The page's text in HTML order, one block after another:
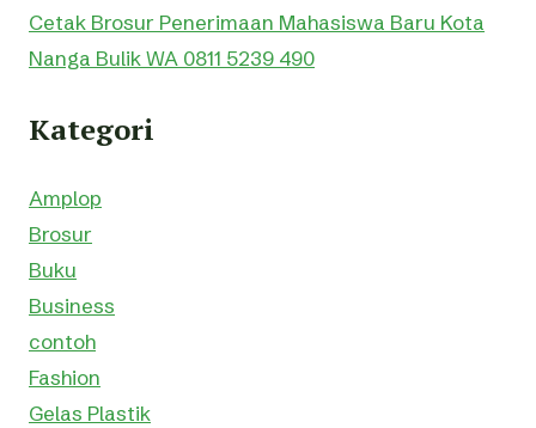
Cetak Brosur Penerimaan Mahasiswa Baru Kota
Nanga Bulik WA 0811 5239 490
Kategori
Amplop
Brosur
Buku
Business
contoh
Fashion
Gelas Plastik